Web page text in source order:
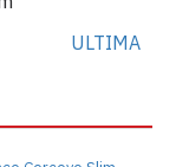
ULTIMA